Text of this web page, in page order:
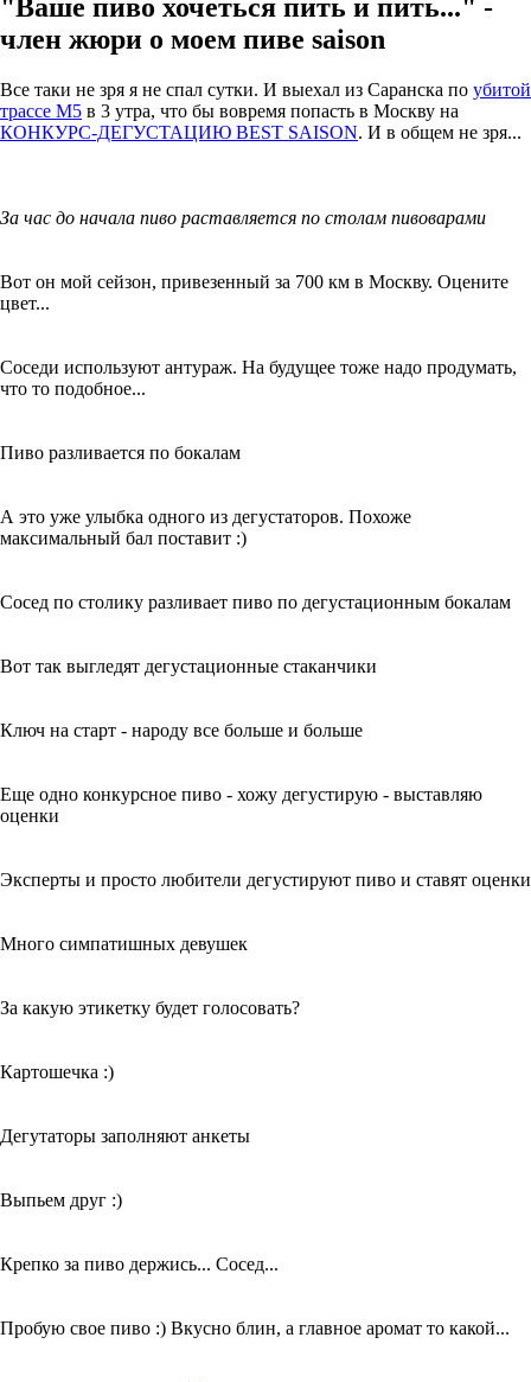
"Ваше пиво хочеться пить и пить..." -
член жюри о моем пиве saison
Все таки не зря я не спал сутки. И выехал из Саранска по убитой
трассе М5 в 3 утра, что бы вовремя попасть в Москву на
КОНКУРС-ДЕГУСТАЦИЮ BEST SAISON. И в общем не зря...
За час до начала пиво раставляется по столам пивоварами
Вот он мой сейзон, привезенный за 700 км в Москву. Оцените
цвет...
Соседи используют антураж. На будущее тоже надо продумать,
что то подобное...
Пиво разливается по бокалам
А это уже улыбка одного из дегустаторов. Похоже
максимальный бал поставит :)
Сосед по столику разливает пиво по дегустационным бокалам
Вот так выгледят дегустационные стаканчики
Ключ на старт - народу все больше и больше
Еще одно конкурсное пиво - хожу дегустирую - выставляю
оценки
Эксперты и просто любители дегустируют пиво и ставят оценки
Много симпатишных девушек
За какую этикетку будет голосовать?
Картошечка :)
Дегутаторы заполняют анкеты
Выпьем друг :)
Крепко за пиво держись... Сосед...
Пробую свое пиво :) Вкусно блин, а главное аромат то какой...